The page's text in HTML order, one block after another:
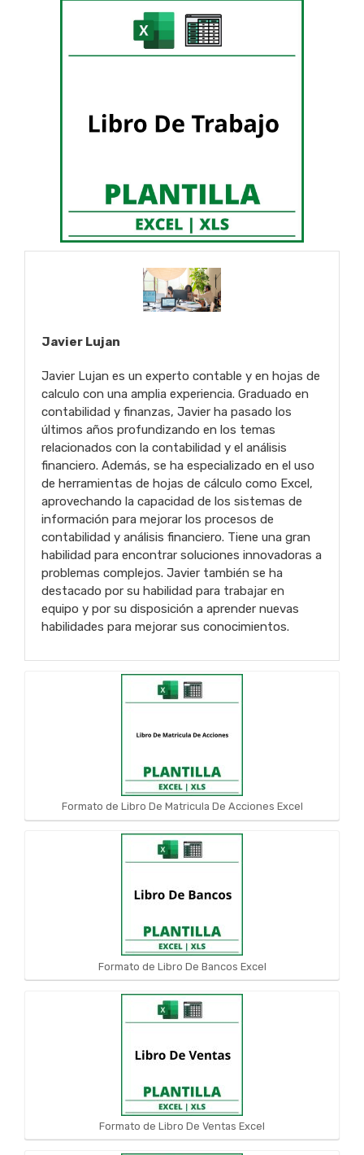
Javier Lujan
Javier Lujan es un experto contable y en hojas de
calculo con una amplia experiencia. Graduado en
contabilidad y finanzas, Javier ha pasado los
últimos años profundizando en los temas
relacionados con la contabilidad y el análisis
financiero. Además, se ha especializado en el uso
de herramientas de hojas de cálculo como Excel,
aprovechando la capacidad de los sistemas de
información para mejorar los procesos de
contabilidad y análisis financiero. Tiene una gran
habilidad para encontrar soluciones innovadoras a
problemas complejos. Javier también se ha
destacado por su habilidad para trabajar en
equipo y por su disposición a aprender nuevas
habilidades para mejorar sus conocimientos.
Formato de Libro De Matricula De Acciones Excel
Formato de Libro De Bancos Excel
Formato de Libro De Ventas Excel